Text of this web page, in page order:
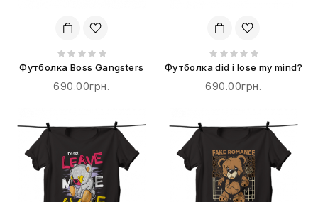
Футболка Boss Gangsters
690.00грн.
Футболка did i lose my mind?
690.00грн.